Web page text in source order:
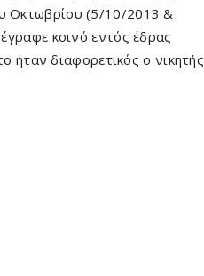
Οκτωβρίου (5/10/2013 &
κοινό εντός έδρας
ήταν διαφορετικός ο νικητής